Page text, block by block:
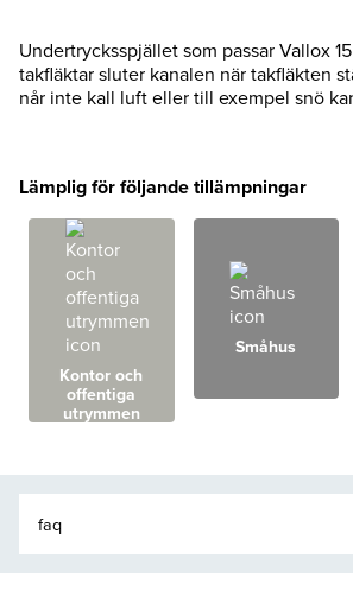
Undertrycksspjället som passar Vallox
takfläktar sluter kanalen när takfläkten
når inte kall luft eller till exempel snö
Lämplig för följande tillämpningar
Kontor och
offentiga
utrymmen
Småhus